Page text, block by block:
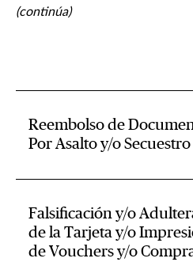
(continúa)
Reembolso de
Por Asalto y/o Secuestro
Falsificación y/o
de la Tarjeta y/o
de Vouchers y/o